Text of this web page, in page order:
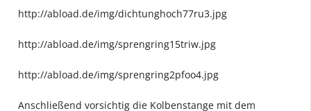
http://abload.de/img/dichtunghoch77ru3.jpg
http://abload.de/img/sprengring15triw.jpg
http://abload.de/img/sprengring2pfoo4.jpg
Anschließend vorsichtig die Kolbenstange mit dem